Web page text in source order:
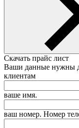
Скачать прайс лист
Ваши данные нужны
клиентам
ваше имя.
ваш номер. Номер